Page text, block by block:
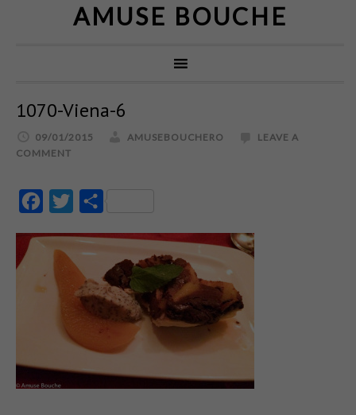
AMUSE BOUCHE
1070-Viena-6
09/01/2015 AMUSEBOUCHERO
LEAVE A
COMMENT
FacebookTwitter